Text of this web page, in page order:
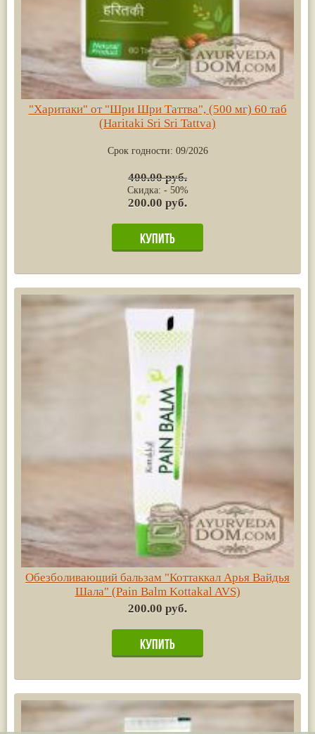
"Харитаки" от "Шри Шри Таттва", (500 мг) 60 таб
(Haritaki Sri Sri Tattva)
Срок годности: 09/2026
400.00 руб.
Скидка: - 50%
200.00 руб.
Обезболивающий бальзам "Коттаккал Арья Вайдья
Шала" (Pain Balm Kottakal AVS)
200.00 руб.